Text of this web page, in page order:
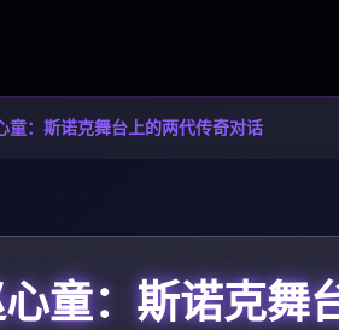
童：斯诺克舞台上的两代传奇对话
童：斯诺克舞